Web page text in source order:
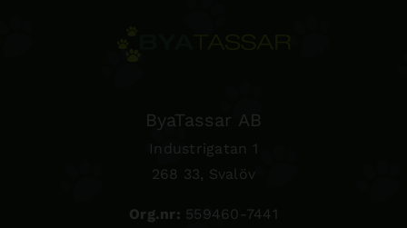
ByaTassar AB
Industrigatan 1
268 33, Svalöv
Org.nr: 559460-7441